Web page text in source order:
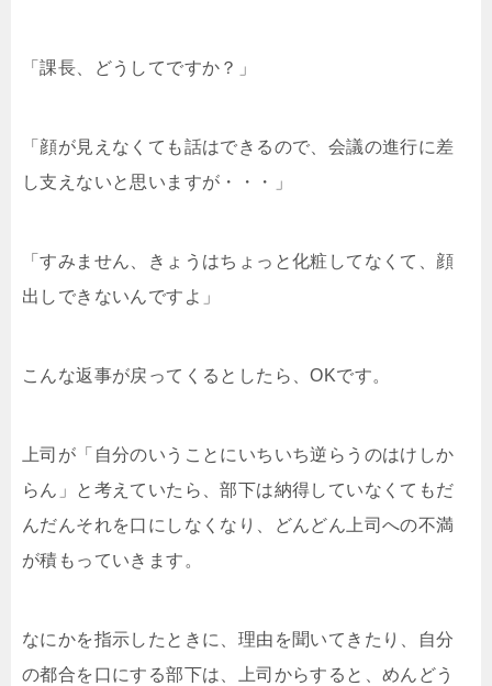
「課長、どうしてですか？」
「顔が見えなくても話はできるので、会議の進行に差
し支えないと思いますが・・・」
「すみません、きょうはちょっと化粧してなくて、顔
出しできないんですよ」
こんな返事が戻ってくるとしたら、OKです。
上司が「自分のいうことにいちいち逆らうのはけしか
らん」と考えていたら、部下は納得していなくてもだ
んだんそれを口にしなくなり、どんどん上司への不満
が積もっていきます。
なにかを指示したときに、理由を聞いてきたり、自分
の都合を口にする部下は、上司からすると、めんどう